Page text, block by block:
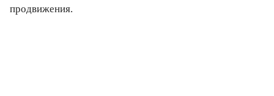
продвижения.